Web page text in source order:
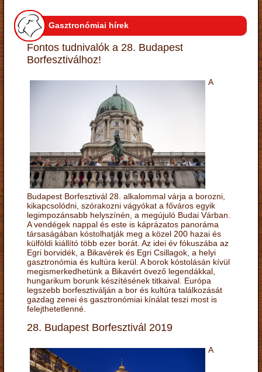
Gasztronómiai hírek
Fontos tudnivalók a 28. Budapest
Borfesztiválhoz!
A
Budapest Borfesztivál 28. alkalommal várja a borozni,
kikapcsolódni, szórakozni vágyókat a főváros egyik
legimpozánsabb helyszínén, a megújuló Budai Várban.
A vendégek nappal és este is káprázatos panoráma
társaságában kóstolhatják meg a közel 200 hazai és
külföldi kiállító több ezer borát. Az idei év fókuszába az
Egri borvidék, a Bikavérek és Egri Csillagok, a helyi
gasztronómia és kultúra kerül. A borok kóstolásán kívül
megismerkedhetünk a Bikavért övező legendákkal,
hungarikum borunk készítésének titkaival. Európa
legszebb borfesztiválján a bor és kultúra találkozását
gazdag zenei és gasztronómiai kínálat teszi most is
felejthetetlenné.
28. Budapest Borfesztivál 2019
A